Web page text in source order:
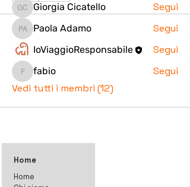
Giorgia Cicatello
Giorgia Cicatello Segui
Paola Adamo
Paola Adamo Segui
IoViaggioResponsabile Segui
fabiofabio
Segui
Vedi tutti i membri (12)
Home
Home